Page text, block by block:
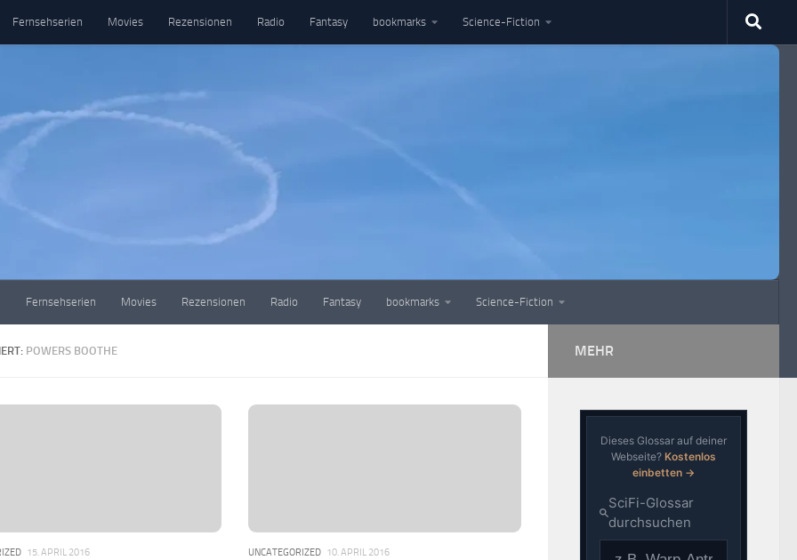
Fernsehserien Movies Rezensionen Radio Fantasy bookmarks Science-Fiction
Fernsehserien Movies Rezensionen Radio Fantasy bookmarks Science-Fiction
POWERS BOOTHE
15. APRIL 2016 UNCATEGORIZED 10. APRIL 2016
MEHR